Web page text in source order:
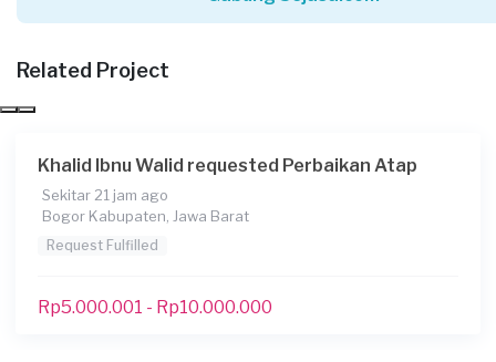
Rp2.500.001 - Rp5.000.000
17 hari yang lalu
Depok, Jawa Barat
Request Fulfilled
Related Project
Khalid Ibnu Walid requested Perbaikan Atap
Sekitar 21 jam ago
Bogor Kabupaten, Jawa Barat
Request Fulfilled
Rp5.000.001 - Rp10.000.000